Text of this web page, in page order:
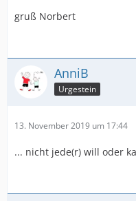
gruß Norbert
AnniB
Urgestein
13. November 2019 um 17:44
... nicht jede(r) will oder